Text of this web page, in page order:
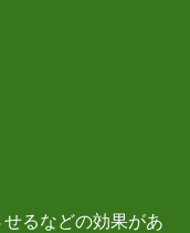
るなどの効果があ